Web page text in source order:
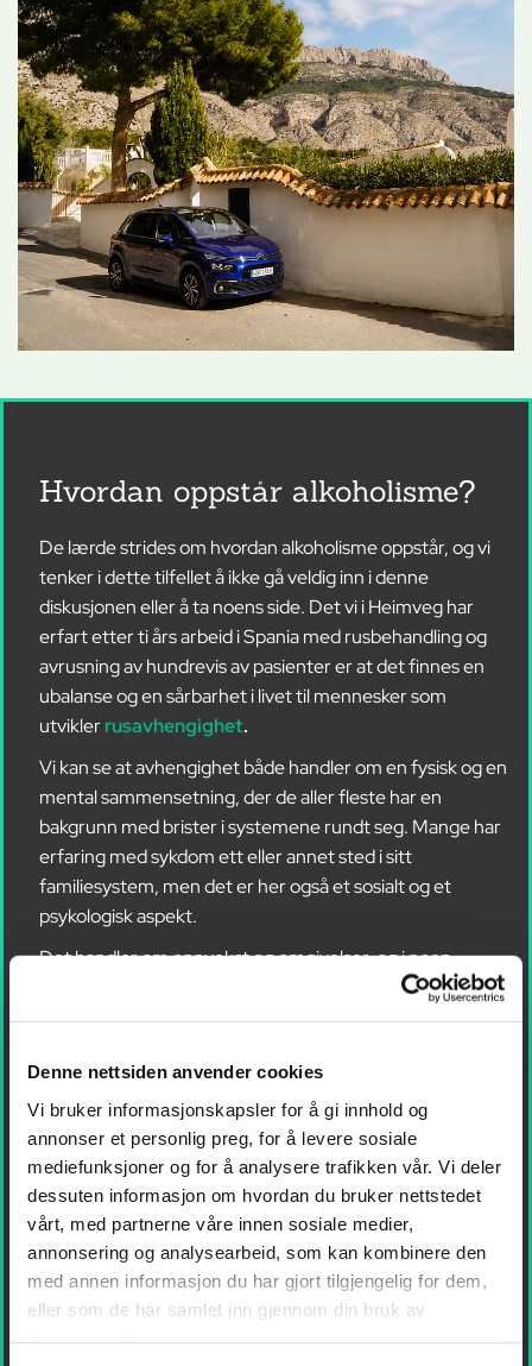
Denne nettsiden anvender cookies
Vi bruker informasjonskapsler for å gi innhold og
annonser et personlig preg, for å levere sosiale
mediefunksjoner og for å analysere trafikken vår. Vi deler
dessuten informasjon om hvordan du bruker nettstedet
vårt, med partnerne våre innen sosiale medier,
annonsering og analysearbeid, som kan kombinere den
med annen informasjon du har gjort tilgjengelig for dem,
eller som de har samlet inn gjennom din bruk av
Hvordan oppstår alkoholisme?
De lærde strides om hvordan alkoholisme oppstår, og vi
tenker i dette tilfellet å ikke gå veldig inn i denne
diskusjonen eller å ta noens side. Det vi i Heimveg har
erfart etter ti års arbeid i Spania med rusbehandling og
avrusning av hundrevis av pasienter er at det finnes en
ubalanse og en sårbarhet i livet til mennesker som
utviklerrusavhengighet.
Vi kan se at avhengighet både handler om en fysisk og en
mental sammensetning, der de aller fleste har en
bakgrunn med brister i systemene rundt seg. Mange har
erfaring med sykdom ett eller annet sted i sitt
familiesystem, men det er her også et sosialt og et
psykologisk aspekt.
Det handler om oppvekst og omgivelser, og i noen
tilfeller om det vi lærer av våre foreldre. Det handler på
mange måter om selve livet, og hvordan den enkelte
alkoholisme har blitt utviklet over tid.
En alkoholiker opplever frustrasjon, og denne
frustrasjonen er uten unntak knyttet til behov som ikke
har blitt dekket på en eller annen måte, da ofte tilbake i
tid. Det vi opplever fra flere som kommer til oss, er at
noen bærer preg av opplevde traumer som ikke har blitt
bearbeidet. Det kan også være et barn som ikke har blitt
sett eller mottatt bekreftelse. Dette fører til en
sårbarhet, og i sårbarhet oppstår ubalanse.